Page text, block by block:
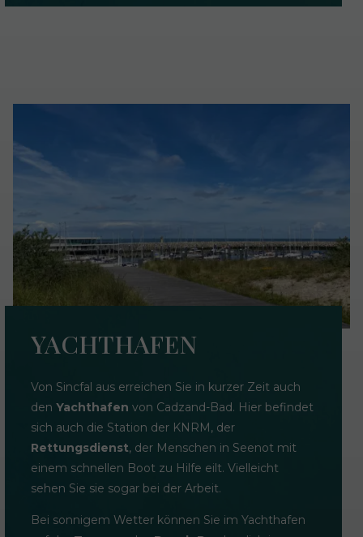
YACHTHAFEN
Von Sincfal aus erreichen Sie in kurzer Zeit auch
den Yachthafen von Cadzand-Bad. Hier befindet
sich auch die Station der KNRM, der
Rettungsdienst, der Menschen in Seenot mit
einem schnellen Boot zu Hilfe eilt. Vielleicht
sehen Sie sie sogar bei der Arbeit.
Bei sonnigem Wetter können Sie im Yachthafen